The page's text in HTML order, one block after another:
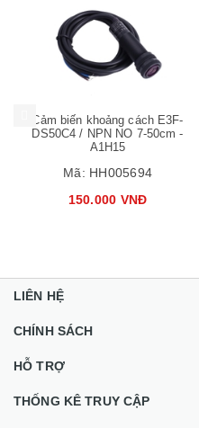
Cảm biến khoảng cách E3F-
DS50C4 / NPN NO 7-50cm -
A1H15
Mã: HH005694
150.000 VNĐ
LIÊN HỆ
CHÍNH SÁCH
HỖ TRỢ
THỐNG KÊ TRUY CẬP